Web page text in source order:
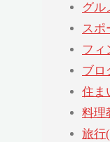
グル
スポ
フィ
ブロ
住ま
料理
旅行